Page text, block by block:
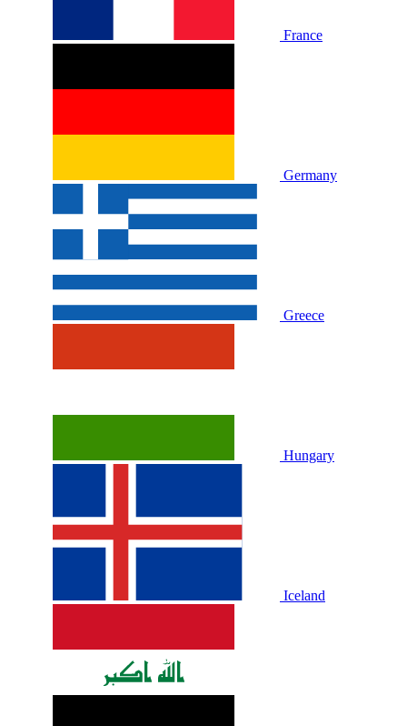
France
Germany
Greece
Hungary
Iceland